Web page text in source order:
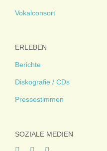
Vokalconsort
ERLEBEN
Berichte
Diskografie / CDs
Pressestimmen
SOZIALE MEDIEN